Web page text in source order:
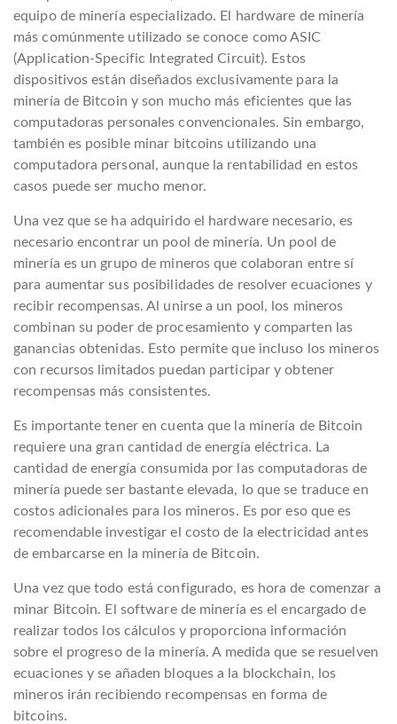
equipo de minería especializado. El hardware de minería
más comúnmente utilizado se conoce como ASIC
(Application-Specific Integrated Circuit). Estos
dispositivos están diseñados exclusivamente para la
minería de Bitcoin y son mucho más eficientes que las
computadoras personales convencionales. Sin embargo,
también es posible minar bitcoins utilizando una
computadora personal, aunque la rentabilidad en estos
casos puede ser mucho menor.
Una vez que se ha adquirido el hardware necesario, es
necesario encontrar un pool de minería. Un pool de
minería es un grupo de mineros que colaboran entre sí
para aumentar sus posibilidades de resolver ecuaciones y
recibir recompensas. Al unirse a un pool, los mineros
combinan su poder de procesamiento y comparten las
ganancias obtenidas. Esto permite que incluso los mineros
con recursos limitados puedan participar y obtener
recompensas más consistentes.
Es importante tener en cuenta que la minería de Bitcoin
requiere una gran cantidad de energía eléctrica. La
cantidad de energía consumida por las computadoras de
minería puede ser bastante elevada, lo que se traduce en
costos adicionales para los mineros. Es por eso que es
recomendable investigar el costo de la electricidad antes
de embarcarse en la minería de Bitcoin.
Una vez que todo está configurado, es hora de comenzar a
minar Bitcoin. El software de minería es el encargado de
realizar todos los cálculos y proporciona información
sobre el progreso de la minería. A medida que se resuelven
ecuaciones y se añaden bloques a la blockchain, los
mineros irán recibiendo recompensas en forma de
bitcoins.